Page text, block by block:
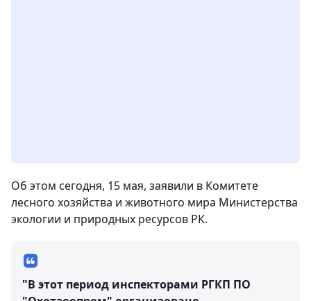
Об этом сегодня, 15 мая, заявили в Комитете
лесного хозяйства и животного мира Министерства
экологии и природных ресурсов РК.
"В этот период инспекторами РГКП ПО